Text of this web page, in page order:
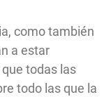
como también
a estar
todas las
todo las que la